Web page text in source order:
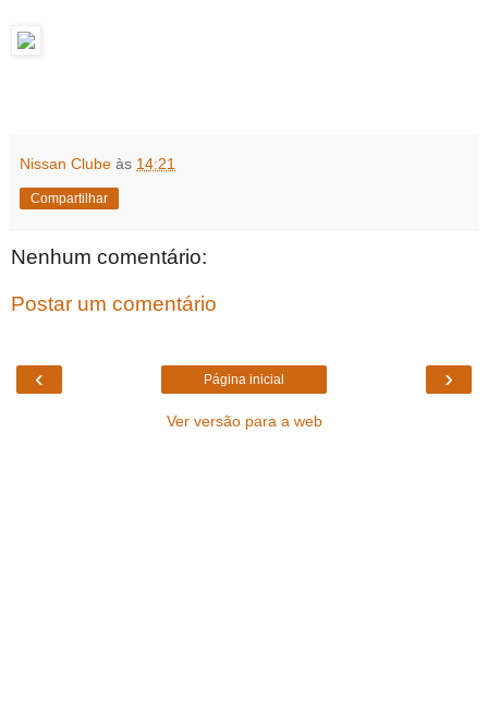
Nissan Clube às 14:21
Compartilhar
Nenhum comentário:
Postar um comentário
‹ ›
Página inicial
Ver versão para a web